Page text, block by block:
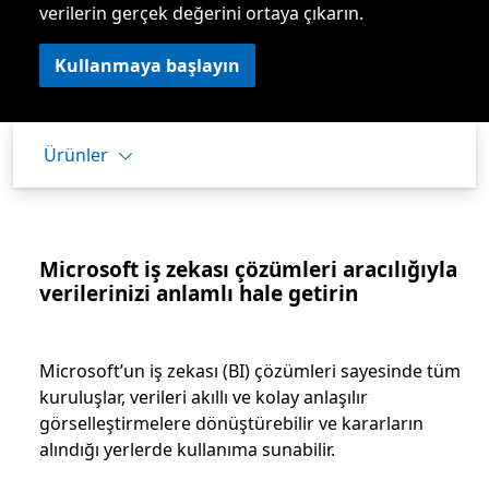
verilerin gerçek değerini ortaya çıkarın.
Kullanmaya başlayın
Ürünler
Microsoft iş zekası çözümleri aracılığıyla
verilerinizi anlamlı hale getirin
Microsoft’un iş zekası (BI) çözümleri sayesinde tüm
kuruluşlar, verileri akıllı ve kolay anlaşılır
görselleştirmelere dönüştürebilir ve kararların
alındığı yerlerde kullanıma sunabilir.